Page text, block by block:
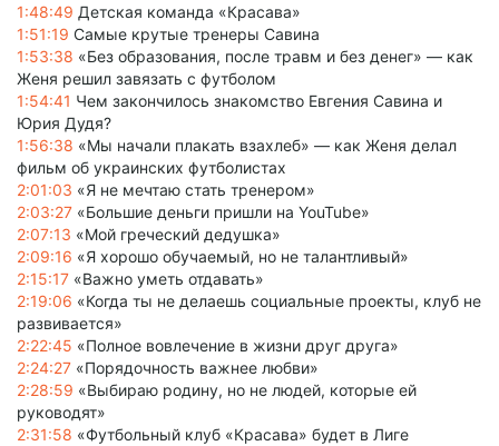
1:48:49 Детская команда «Красава»
1:51:19 Самые крутые тренеры Савина
1:53:38 «Без образования, после травм и без денег» — как
Женя решил завязать с футболом
1:54:41 Чем закончилось знакомство Евгения Савина и
Юрия Дудя?
1:56:38 «Мы начали плакать взахлеб» — как Женя делал
фильм об украинских футболистах
2:01:03 «Я не мечтаю стать тренером»
2:03:27 «Большие деньги пришли на YouTube»
2:07:13 «Мой греческий дедушка»
2:09:16 «Я хорошо обучаемый, но не талантливый»
2:15:17 «Важно уметь отдавать»
2:19:06 «Когда ты не делаешь социальные проекты, клуб не
развивается»
2:22:45 «Полное вовлечение в жизни друг друга»
2:24:27 «Порядочность важнее любви»
2:28:59 «Выбираю родину, но не людей, которые ей
руководят»
2:31:58 «Футбольный клуб «Красава» будет в Лиге